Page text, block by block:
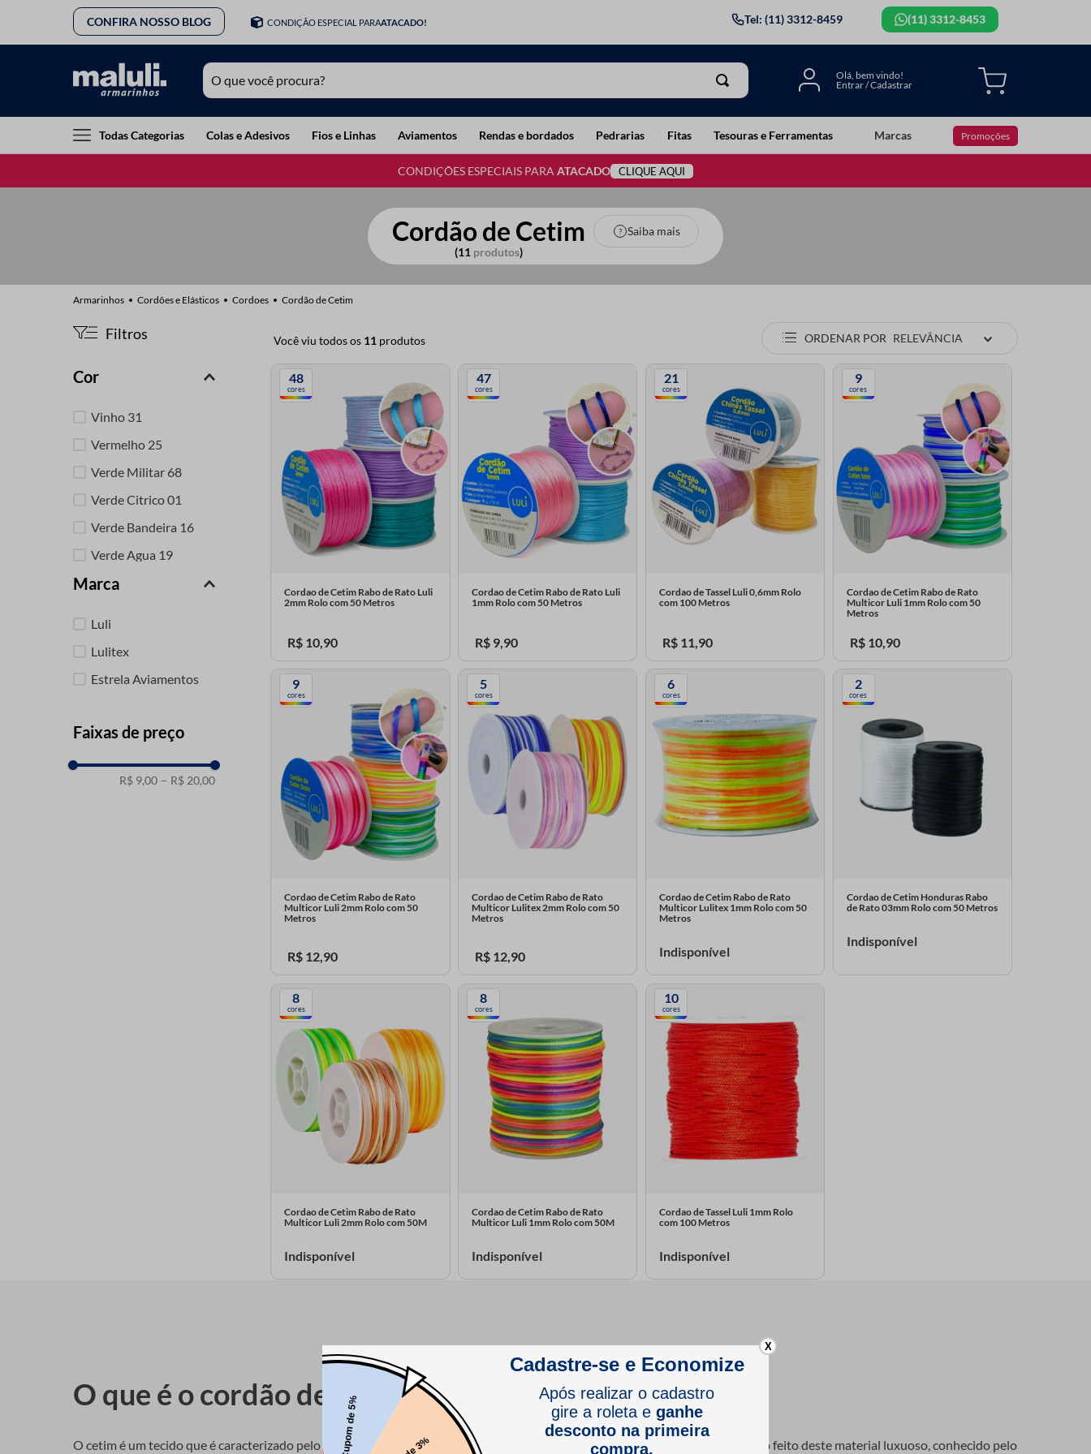
CONFIRA NOSSO BLOG CONDIÇÃO ESPECIAL PARAATACADO! Tel: (11) 3312-8459 (11) 3312-8453
O que você procura?
Todas Categorias Colas e Adesivos Fios e Linhas Aviamentos Rendas e bordados Pedrarias Fitas Tesouras e Ferramentas Marcas Promoções
CONDIÇÕES ESPECIAIS PARA ATACADO CLIQUE AQUI
Cordão de Cetim
11 produtos
Saiba mais
Cordões e Elásticos Cordoes Cordão de Cetim
Filtros
Cor
Vinho 31
Vermelho 25
Verde Militar 68
Verde Citrico 01
Verde Bandeira 16
Verde Agua 19
Tifany 56
Marca
Luli
Lulitex
Estrela Aviamentos
Faixas de preço
R$ 9,00 – R$ 20,00
Você viu todos os 11 produtos ORDENAR POR RELEVÂNCIA
48
cores
Cordao de Cetim Rabo de Rato Luli
2mm Rolo com 50 Metros
R$ 10 90
47
cores
Cordao de Cetim Rabo de Rato Luli
1mm Rolo com 50 Metros
R$ 9 90
21
cores
Cordao de Tassel Luli 0,6mm Rolo
com 100 Metros
R$ 11 90
9
cores
Cordao de Cetim Rabo de Rato
Multicor Luli 1mm Rolo com 50
Metros
R$ 10, 90
9
cores
Cordao de Cetim Rabo de Rato
Multicor Luli 2mm Rolo com 50
Metros
R$ 12,90
5
cores
Cordao de Cetim Rabo de Rato
Multicor Lulitex 2mm Rolo com 50
Metros
R$ 12,90
6
cores
Cordao de Cetim Rabo de Rato
Multicor Lulitex 1mm Rolo com 50
Metros
Indisponível
2
cores
Cordao de Cetim Honduras Rabo
de Rato 03mm Rolo com 50 Metros
Indisponível
8
cores
Cordao de Cetim Rabo de Rato
Multicor Luli 2mm Rolo com 50M
Indisponível
8
cores
Cordao de Cetim Rabo de Rato
Multicor Luli 1mm Rolo com 50M
Indisponível
10
cores
Cordao de Tassel Luli 1mm Rolo
com 100 Metros
Indisponível
O que é o cordão de cetim?
O cetim é um tecido que é caracterizado pelo seu brilho distinto e textura suave. O cordão de cetim, então, é um tipo de cordão feito deste material luxuoso, conhecido pelo
TERMOS MAIS BUSCADOS
1º
lã
ziper
passamanaria
X